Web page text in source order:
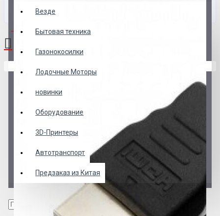
Везде
Бытовая техника
Газонокосилки
Лодочные Моторы
новинки
Оборудование
3D-Принтеры
Автотранспорт
Предзаказ из Китая
0 товар(ов) - 0 р.